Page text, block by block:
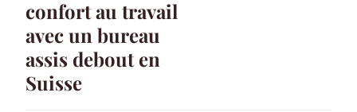
confort au travail
avec un bureau
assis debout en
Suisse